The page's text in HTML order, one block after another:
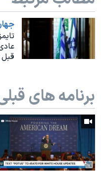
نرگس محمدی برنده جایزه
همایش محافظه‌کاران
صفحه‌های ویژه
قبل
برنامه های